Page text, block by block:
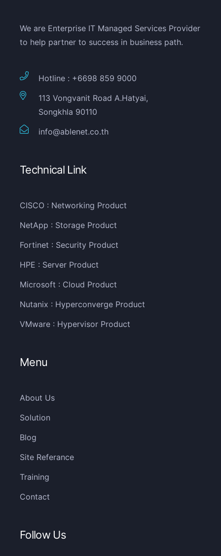
We are Enterprise IT Managed Services Provider
to help partner to success in business path.
Hotline : +6698 859 9000
113 Vongvanit Road A.Hatyai,
Songkhla 90110
info@ablenet.co.th
Technical Link
CISCO : Networking Product
NetApp : Storage Product
Fortinet : Security Product
HPE : Server Product
Microsoft : Cloud Product
Nutanix : Hyperconverge Product
VMware : Hypervisor Product
Menu
About Us
Solution
Blog
Site Referance
Training
Contact
Follow Us